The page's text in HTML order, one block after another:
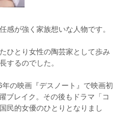
が強く家族想いな人物です。
ひとり女性の陶芸家として歩み
るのでした。
の映画『デスノート』で映画初
ブレイク。その後もドラマ「コ
民的女優のひとりとなりまし